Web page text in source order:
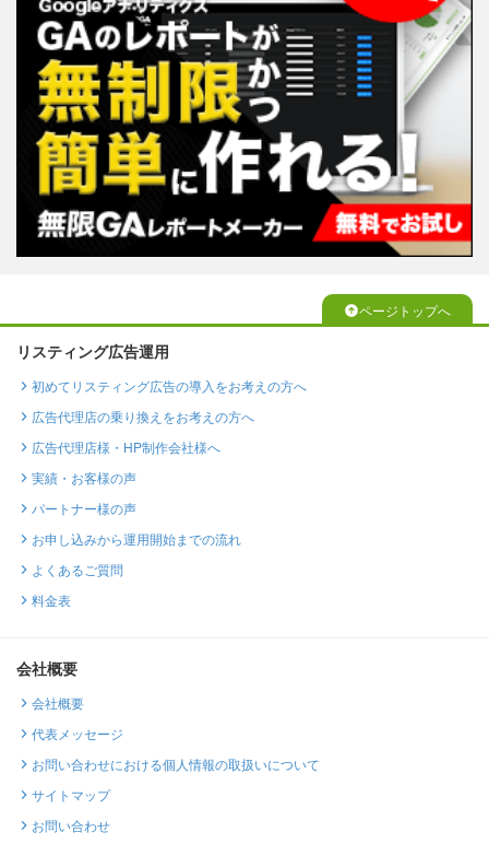
ページトップへ
リスティング広告運用
初めてリスティング広告の導入をお考えの方へ
広告代理店の乗り換えをお考えの方へ
広告代理店様・HP制作会社様へ
実績・お客様の声
パートナー様の声
お申し込みから運用開始までの流れ
よくあるご質問
料金表
会社概要
会社概要
代表メッセージ
お問い合わせにおける個人情報の取扱いについて
サイトマップ
お問い合わせ